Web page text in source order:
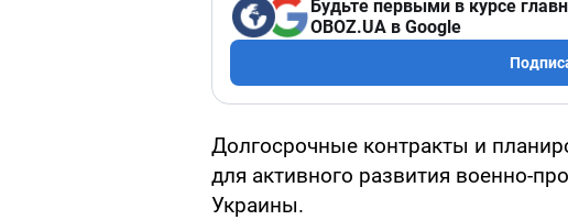
Будьте первыми в курсе
OBOZ.UA в Google
Долгосрочные контракты и
для активного развития военно-
Украины.